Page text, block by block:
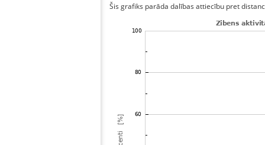
Šis grafiks parāda dalības attiecību pret